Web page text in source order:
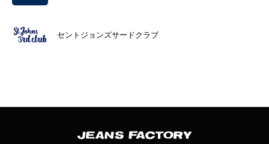
セントジョンズサードクラブ